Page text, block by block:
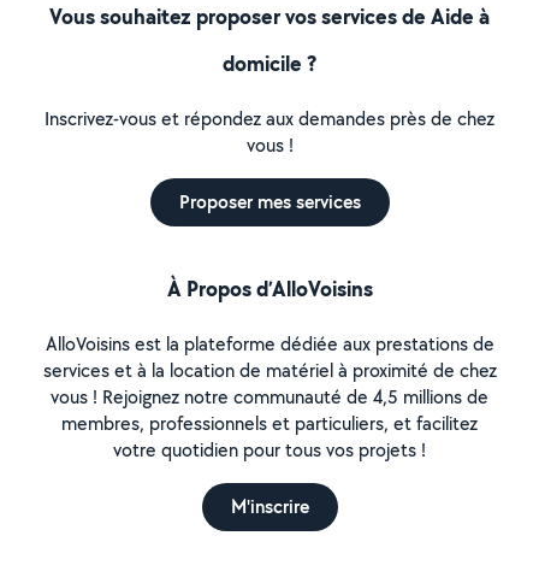
Vous souhaitez proposer vos services de Aide à
domicile ?
Inscrivez-vous et répondez aux demandes près de chez
vous !
Proposer mes services
À Propos d’AlloVoisins
AlloVoisins est la plateforme dédiée aux prestations de
services et à la location de matériel à proximité de chez
vous ! Rejoignez notre communauté de 4,5 millions de
membres, professionnels et particuliers, et facilitez
votre quotidien pour tous vos projets !
M'inscrire